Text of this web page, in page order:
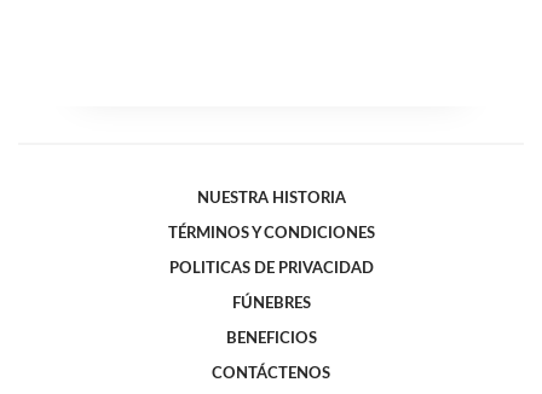
NUESTRA HISTORIA
TÉRMINOS Y CONDICIONES
POLITICAS DE PRIVACIDAD
FÚNEBRES
BENEFICIOS
CONTÁCTENOS